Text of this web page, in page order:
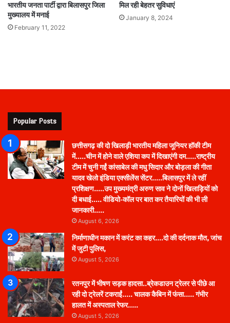
भारतीय जनता पार्टी द्वारा बिलासपुर जिला
मुख्यालय में मनाई
February 11, 2022
मिल रही बेहतर सुविधाएं
January 8, 2024
Popular Posts
छत्तीसगढ़ की दो खिलाड़ी भारतीय महिला जूनियर हॉकी टीम
में…..चीन में होने वाले एशिया कप में दिखाएंगी दम…..राष्ट्रीय
टीम में चुनी गईं कांसाबेल की मधु सिदार और बोड़ला की गीता
यादव खेलो इंडिया एक्सीलेंस सेंटर…..बिलासपुर में ले रहीं
प्रशिक्षण…..उप मुख्यमंत्री अरुण साव ने दोनों खिलाड़ियों को
दी बधाई….. वीडियो-कॉल पर बात कर तैयारियों की भी ली
जानकारी…..
August 6, 2026
निर्माणाधीन मकान में करंट का कहर….दो की दर्दनाक मौत, जांच
में जुटी पुलिस,
August 5, 2026
रतनपुर में भीषण सड़क हादसा..ब्रेकडाउन ट्रेलर से पीछे आ
रही दो ट्रेलरें टकराईं….. चालक कैबिन में फंसा….. गंभीर
हालत में अस्पताल रेफर…..
August 5, 2026